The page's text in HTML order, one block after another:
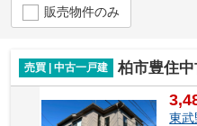
販売物件のみ
売買 | 中古一戸建 柏市豊住
東武